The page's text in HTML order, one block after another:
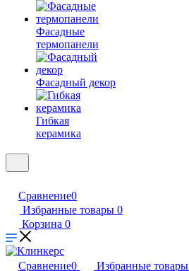
Фасадные
термопанели
Фасадный декор
Гибкая
керамика
Сравнение0
Избранные товары 0
Корзина 0
Сравнение0 Избранные товары